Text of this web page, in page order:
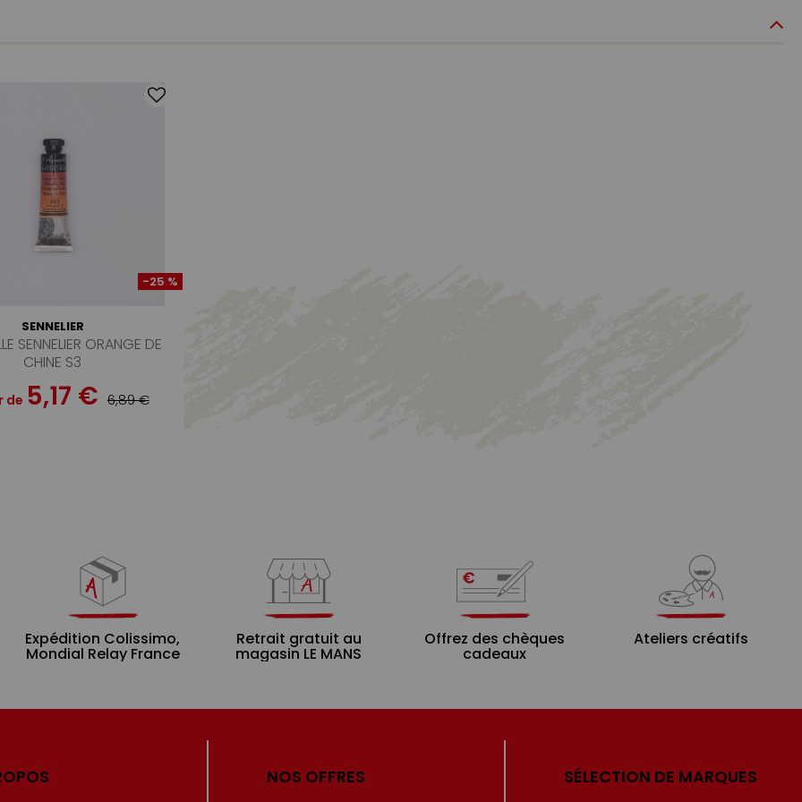
-25 %
SENNELIER
SENNELIER ORANGE DE
CHINE S3
de 5,17 € 6,89 €
Expédition Colissimo,
Mondial Relay France
Retrait gratuit au
magasin LE MANS
Offrez des chèques
cadeaux
Ateliers créatifs
NOS OFFRES SÉLECTION DE MARQUES